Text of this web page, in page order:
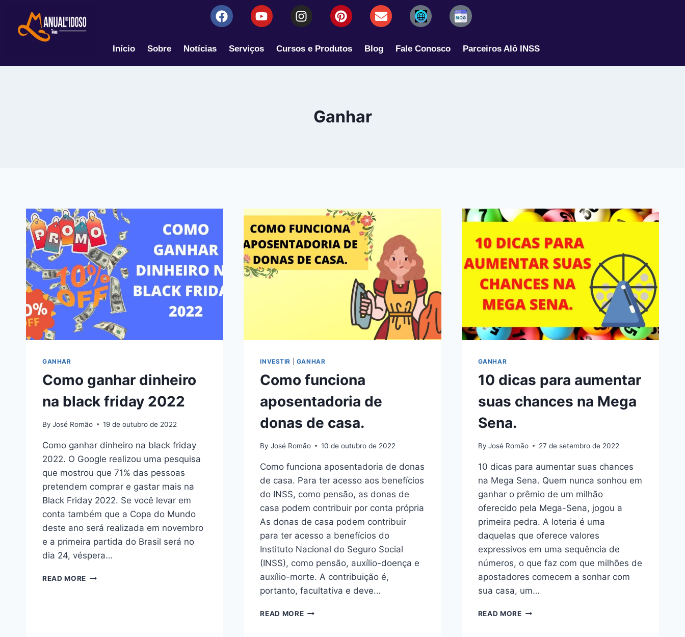
Início Sobre Notícias Serviços Cursos e Produtos Blog Fale Conosco Parceiros Alô INSS
Ganhar
GANHAR
Como ganhar dinheiro
na black friday 2022
By José Romão 19 de outubro de 2022
Como ganhar dinheiro na black friday
2022. O Google realizou uma pesquisa
que mostrou que 71% das pessoas
pretendem comprar e gastar mais na
Black Friday 2022. Se você levar em
conta também que a Copa do Mundo
deste ano será realizada em novembro
e a primeira partida do Brasil será no
dia 24, véspera…
READ MORE
INVESTIR GANHAR
Como funciona
aposentadoria de
donas de casa.
By José Romão 10 de outubro de 2022
Como funciona aposentadoria de donas
de casa. Para ter acesso aos benefícios
do INSS, como pensão, as donas de
casa podem contribuir por conta própria
As donas de casa podem contribuir
para ter acesso a benefícios do
Instituto Nacional do Seguro Social
(INSS), como pensão, auxílio-doença e
auxílio-morte. A contribuição é,
portanto, facultativa e deve…
READ MORE
GANHAR
10 dicas para aumentar
suas chances na Mega
Sena.
By José Romão 27 de setembro de 2022
10 dicas para aumentar suas chances
na Mega Sena. Quem nunca sonhou em
ganhar o prêmio de um milhão
oferecido pela Mega-Sena, jogou a
primeira pedra. A loteria é uma
daquelas que oferece valores
expressivos em uma sequência de
números, o que faz com que milhões de
apostadores comecem a sonhar com
sua casa, um…
READ MORE